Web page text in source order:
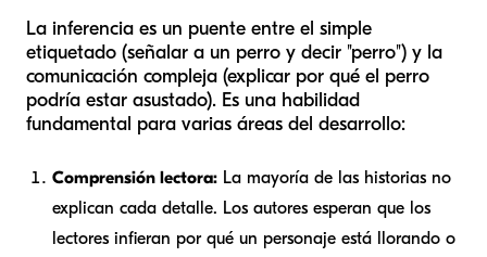
La inferencia es un puente entre el simple
etiquetado (señalar a un perro y decir "perro") y la
comunicación compleja (explicar por qué el perro
podría estar asustado). Es una habilidad
fundamental para varias áreas del desarrollo:
Comprensión lectora: La mayoría de las historias no
explican cada detalle. Los autores esperan que los
lectores infieran por qué un personaje está llorando o